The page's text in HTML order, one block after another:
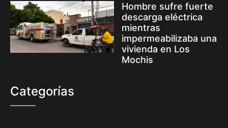
Hombre sufre fuerte
descarga eléctrica
mientras
impermeabilizaba una
vivienda en Los
Mochis
Categorías